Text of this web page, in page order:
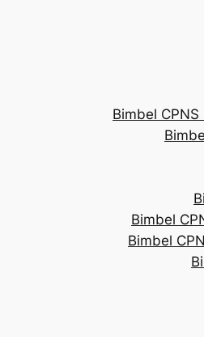
Bimbel
Bimbel
Bimbel